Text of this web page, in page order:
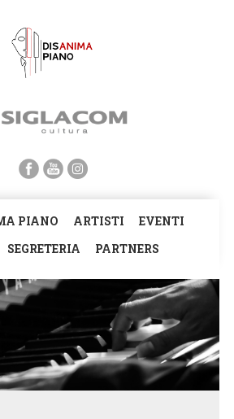
PIANO ARTISTI
EVENTI
SEGRETERIA PARTNERS